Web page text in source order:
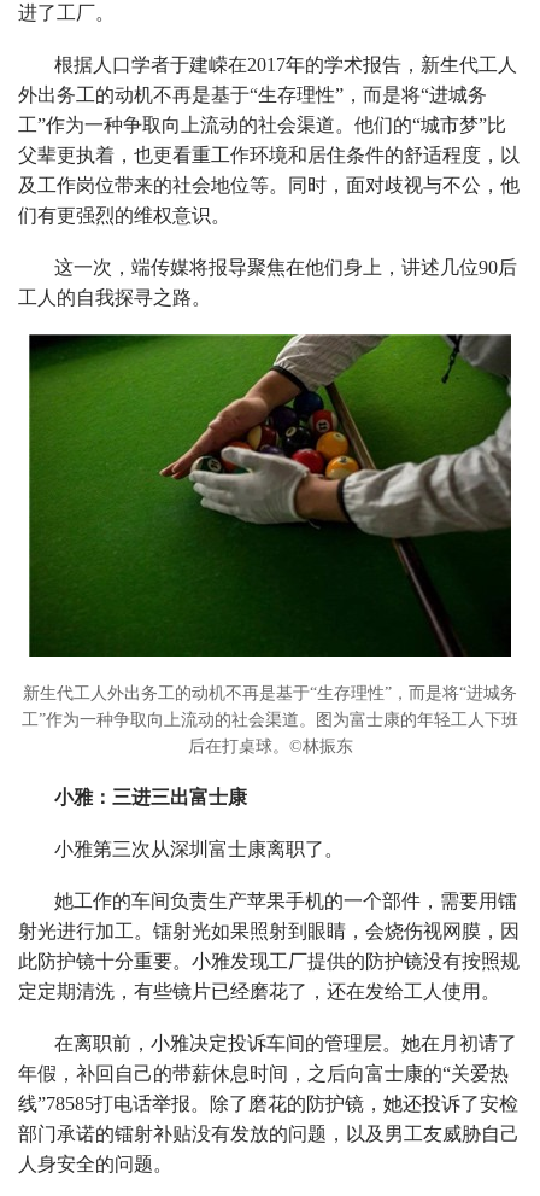
进了工厂。
根据人口学者于建嵘在2017年的学术报告，新生代工人
外出务工的动机不再是基于“生存理性”，而是将“进城务
工”作为一种争取向上流动的社会渠道。他们的“城市梦”比
父辈更执着，也更看重工作环境和居住条件的舒适程度，以
及工作岗位带来的社会地位等。同时，面对歧视与不公，他
们有更强烈的维权意识。
这一次，端传媒将报导聚焦在他们身上，讲述几位90后
工人的自我探寻之路。
新生代工人外出务工的动机不再是基于“生存理性”，而是将“进城务
工”作为一种争取向上流动的社会渠道。图为富士康的年轻工人下班
后在打桌球。©林振东
小雅：三进三出富士康
小雅第三次从深圳富士康离职了。
她工作的车间负责生产苹果手机的一个部件，需要用镭
射光进行加工。镭射光如果照射到眼睛，会烧伤视网膜，因
此防护镜十分重要。小雅发现工厂提供的防护镜没有按照规
定定期清洗，有些镜片已经磨花了，还在发给工人使用。
在离职前，小雅决定投诉车间的管理层。她在月初请了
年假，补回自己的带薪休息时间，之后向富士康的“关爱热
线”78585打电话举报。除了磨花的防护镜，她还投诉了安检
部门承诺的镭射补贴没有发放的问题，以及男工友威胁自己
人身安全的问题。